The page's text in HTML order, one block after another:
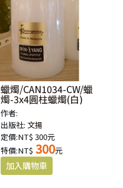
蠟燭/CAN1034-CW/蠟
燭-3x4圓柱蠟燭(白)
作者:
出版社: 文揚
定價:NT$ 300元
特價:NT$ 300元